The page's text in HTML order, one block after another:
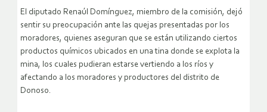
El diputado Renaúl Domínguez, miembro de la comisión, dejó
sentir su preocupación ante las quejas presentadas por los
moradores, quienes aseguran que se están utilizando ciertos
productos químicos ubicados en una tina donde se explota la
mina, los cuales pudieran estarse vertiendo a los ríos y
afectando a los moradores y productores del distrito de
Donoso.